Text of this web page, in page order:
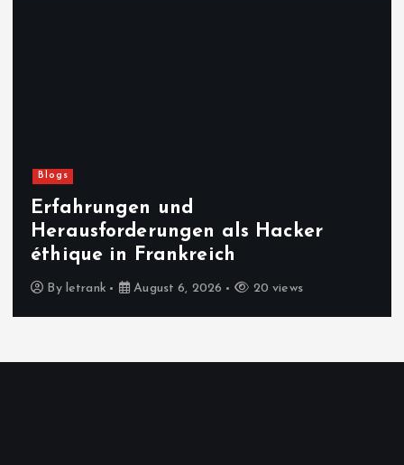
und
als Hacker
in Frankreich
letrank August 6, 2026 20 views